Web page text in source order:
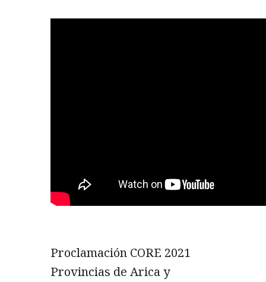
Proclamación CORE 2021
Provincias de Arica y